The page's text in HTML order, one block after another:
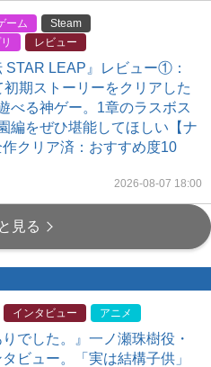
ーム
Steam
レビュー
STAR LEAP』レビュー①：
期ストーリーをクリアした
べる神ゲー。1章のラスボス
編をぜひ堪能してほしい【ナ
クリア済：おすすめ度10
2026-08-07 18:00
見る
インタビュー アニメ
でした。』一ノ瀬珠樹役・
ビュー。「実は結構子供」